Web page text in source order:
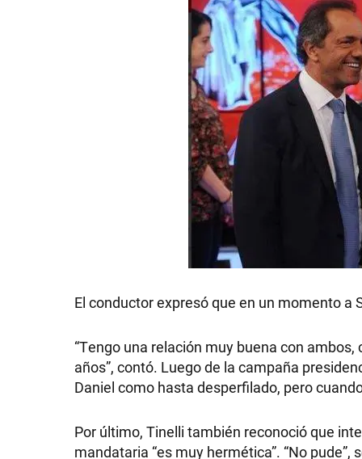
El conductor expresó que en un momento a
“Tengo una relación muy buena con
años”, contó. Luego de la campaña
Daniel como hasta desperfilado, pero
Por último, Tinelli también reconoció que
mandataria “es muy hermética”. “No pude”,